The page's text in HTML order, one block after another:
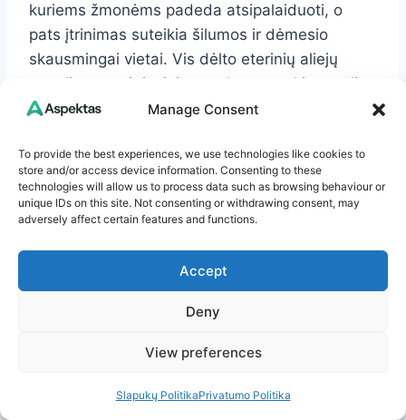
Manage Consent
To provide the best experiences, we use technologies like cookies to
store and/or access device information. Consenting to these
technologies will allow us to process data such as browsing behaviour or
unique IDs on this site. Not consenting or withdrawing consent, may
adversely affect certain features and functions.
Accept
Deny
View preferences
Slapukų PolitikaPrivatumo Politika
kuriems žmonėms padeda atsipalaiduoti, o
pats įtrinimas suteikia šilumos ir dėmesio
skausmingai vietai. Vis dėlto eterinių aliejų
negalima tepti tiesiai ant odos neatskiestų. Jie
maišomi su baziniu aliejumi, pavyzdžiui,
Sergant artritu didelę reikšmę turi miegas.
Blogai išsimiegojus skausmas jaučiamas
vienas kitą. JAV Ligų kontrolės ir prevencijos
centrai pabrėžia, kad artritu sergantiems
įgūdžiai padeda geriau valdyti simptomus.
JAV Ligų kontrolės ir prevencijos centro